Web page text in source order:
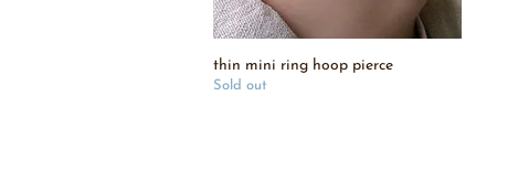
thin mini ring hoop pierce
Sold out